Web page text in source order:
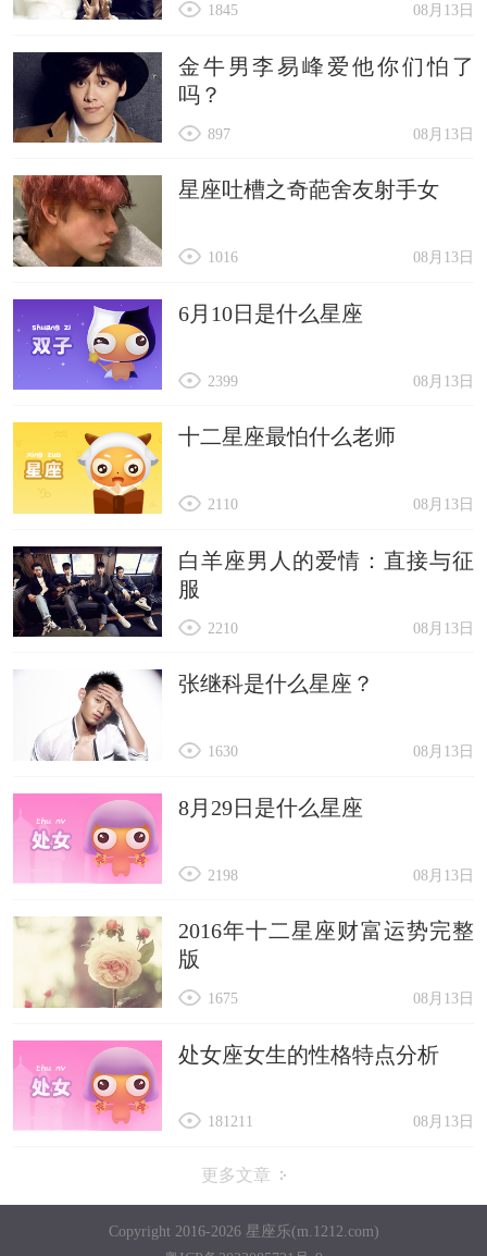
08月13日
1845
金牛男李易峰爱他你们怕了
吗？
08月13日
897
星座吐槽之奇葩舍友射手女
08月13日
1016
6月10日是什么星座
08月13日
2399
十二星座最怕什么老师
08月13日
2110
白羊座男人的爱情：直接与征
服
08月13日
2210
张继科是什么星座？
08月13日
1630
8月29日是什么星座
08月13日
2198
2016年十二星座财富运势完整
版
08月13日
1675
处女座女生的性格特点分析
08月13日
181211
更多文章
Copyright 2016-2026 星座乐(m.1212.com)